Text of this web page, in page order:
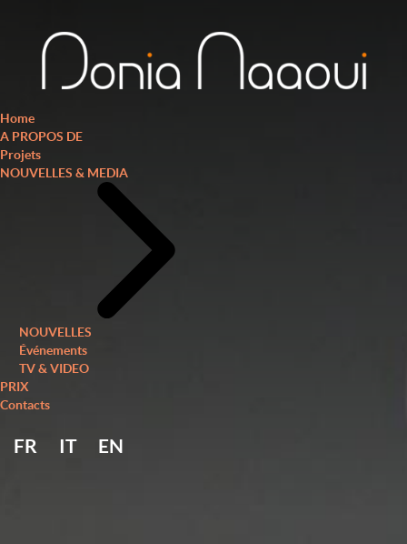
Home
A PROPOS DE
Projets
NOUVELLES & MEDIA
NOUVELLES
Événements
TV & VIDEO
PRIX
Contacts
FR IT EN